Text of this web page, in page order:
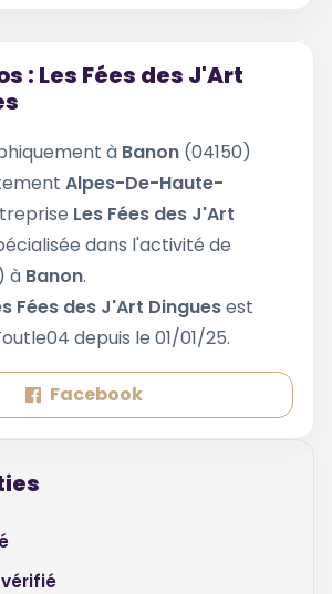
: Les Fées des J'Art
à Banon (04150)
Alpes-De-Haute-
Les Fées des J'Art
dans l'activité de
à Banon.
Fées des J'Art Dinguesest
depuis le 01/01/25.
Facebook